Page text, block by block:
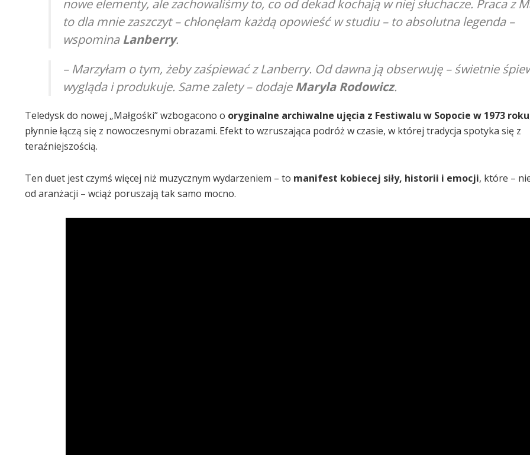
nowe elementy, ale zachowaliśmy to, co od dekad kochają w niej słuchacze. Praca z
to dla mnie zaszczyt – chłonęłam każdą opowieść w studiu – to absolutna legenda–
wspomina Lanberry.
– Marzyłam o tym, żeby zaśpiewać z Lanberry. Od dawna ją obserwuję – świetnie
wygląda i produkuje. Same zalety– dodaje Maryla Rodowicz.
Teledysk do nowej „Małgośki” wzbogacono o oryginalne archiwalne ujęcia z Festiwalu w Sopocie w 1973 roku
płynnie łączą się z nowoczesnymi obrazami. Efekt to wzruszająca podróż w czasie, w której tradycja spotyka się z
teraźniejszością.
Ten duet jest czymś więcej niż muzycznym wydarzeniem – to manifest kobiecej siły, historii i emocji, które –
od aranżacji – wciąż poruszają tak samo mocno.